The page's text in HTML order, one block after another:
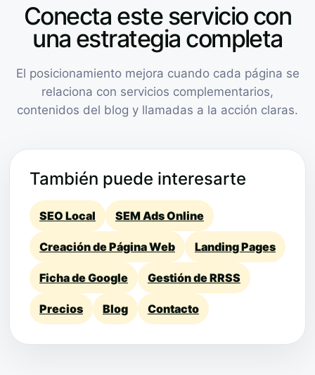
Conecta este servicio con
una estrategia completa
El posicionamiento mejora cuando cada página se
relaciona con servicios complementarios,
contenidos del blog y llamadas a la acción claras.
También puede interesarte
SEO Local SEM Ads Online
Creación de Página Web Landing Pages
Ficha de Google Gestión de RRSS
Precios Blog Contacto